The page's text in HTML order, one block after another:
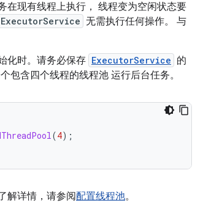
在现有线程上执行， 线程变为空闲状态要
ExecutorService 无需执行任何操作。 与
化时。请务必保存 ExecutorService 的
包含四个线程的线程池 运行后台任务。
(4);
解详情，请参阅配置线程池。